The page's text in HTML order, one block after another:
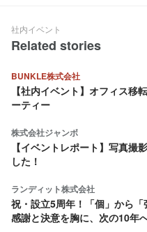
社内イベント
Related stories
BUNKLE株式会社
【社内イベント】オフィス移
ーティー
株式会社ジャンボ
【イベントレポート】写真撮
した！
ランディット株式会社
祝・設立5周年！「個」から
感謝と決意を胸に、次の10年